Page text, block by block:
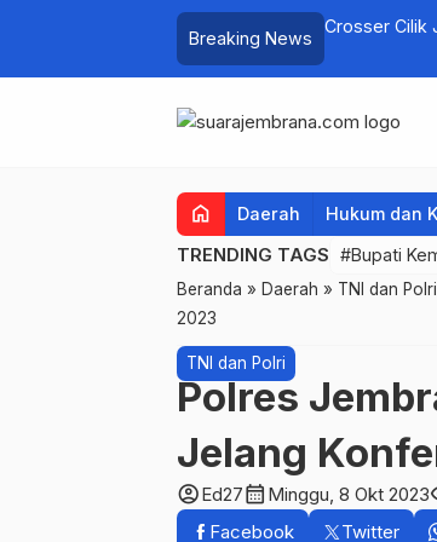
Breaking News
Crosser Cilik
home Daerah Hukum dan
TRENDING TAGS #Bupati
Beranda » Daerah » TNI dan Polri
2023
TNI dan Polri
Polres
Jelang
account_circleEd27calendar_month Minggu, 8 Okt 2023
Facebook
Twitter